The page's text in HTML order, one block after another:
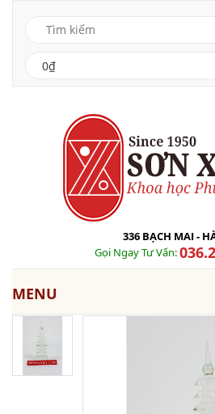
0₫
336 BẠCH MAI -
Gọi Ngay Tư Vấn:
MENU